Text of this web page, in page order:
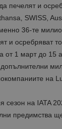
печелят и
SWISS,
36-те
и осребряват
от 1 март до 15
на
сезон на IATA
предимства